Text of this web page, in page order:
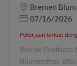
LokasiBremen
Posted Date
07/16/2026
Pekerjaan terkait
Werde Postbote
Blumenthal.